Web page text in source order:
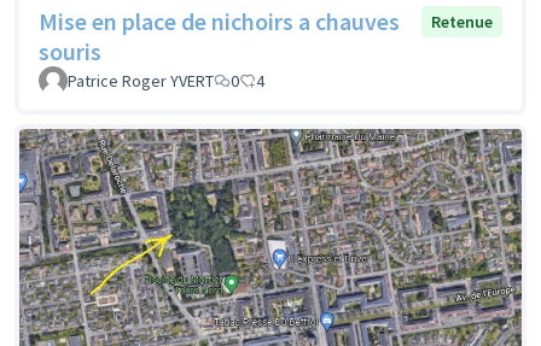
Mise en place de nichoirs a chauves
souris
Retenue
Patrice Roger YVERT 0 4